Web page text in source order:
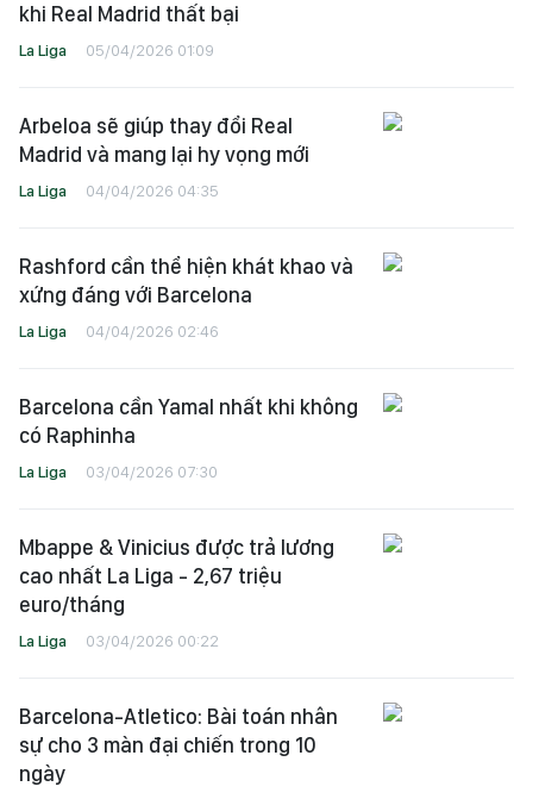
khi Real Madrid thất bại
La Liga 05/04/2026 01:09
Arbeloa sẽ giúp thay đổi Real
Madrid và mang lại hy vọng mới
La Liga 04/04/2026 04:35
Rashford cần thể hiện khát khao và
xứng đáng với Barcelona
La Liga 04/04/2026 02:46
Barcelona cần Yamal nhất khi không
có Raphinha
La Liga 03/04/2026 07:30
Mbappe & Vinicius được trả lương
cao nhất La Liga - 2,67 triệu
euro/tháng
La Liga 03/04/2026 00:22
Barcelona-Atletico: Bài toán nhân
sự cho 3 màn đại chiến trong 10
ngày